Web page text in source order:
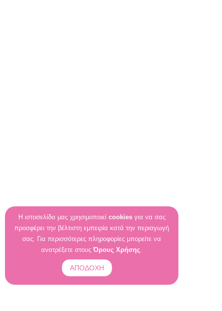
Η ιστοσελίδα μας χρησιμοποιεί cookiesγια να σας
προσφέρει την βέλτιστη εμπειρία κατά την περιαγωγή
σας. Για περισσότερες πληροφορίες μπορείτε να
ανατρέξετε στους Όρους Χρήσης.
ΑΠΟΔΟΧΗ